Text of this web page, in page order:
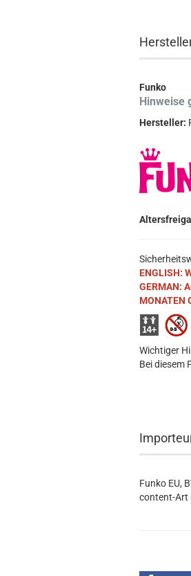
Funko
Hinweise
Hersteller:
ENGLISH:
GERMAN:
MONATEN
Wichtiger
Bei diesem
Funko EU,
content-Art